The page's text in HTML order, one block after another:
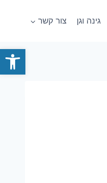
פתח
גינה וגן צור קשר